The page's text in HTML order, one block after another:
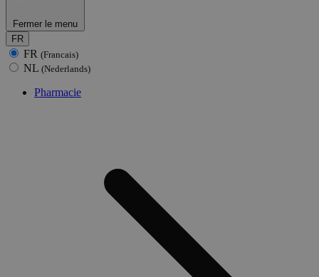
Fermer le menu
FR
FR (Francais)
NL (Nederlands)
Pharmacie